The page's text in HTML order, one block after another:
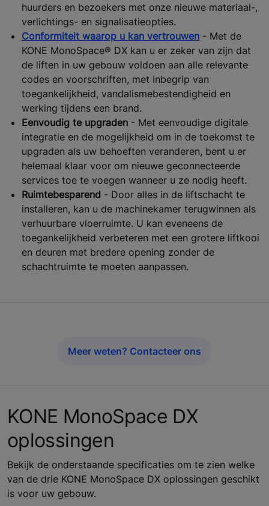
huurders en bezoekers met onze nieuwe materiaal-,
verlichtings- en signalisatieopties.
Conformiteit waarop u kan vertrouwen - Met de
KONE MonoSpace® DX kan u er zeker van zijn dat
de liften in uw gebouw voldoen aan alle relevante
codes en voorschriften, met inbegrip van
toegankelijkheid, vandalismebestendigheid en
werking tijdens een brand.
Eenvoudig te upgraden - Met eenvoudige digitale
integratie en de mogelijkheid om in de toekomst te
upgraden als uw behoeften veranderen, bent u er
helemaal klaar voor om nieuwe geconnecteerde
services toe te voegen wanneer u ze nodig heeft.
Ruimtebesparend - Door alles in de liftschacht te
installeren, kan u de machinekamer terugwinnen als
verhuurbare vloerruimte. U kan eveneens de
toegankelijkheid verbeteren met een grotere liftkooi
en deuren met bredere opening zonder de
schachtruimte te moeten aanpassen.
Meer weten? Contacteer ons
KONE MonoSpace DX
oplossingen
Bekijk de onderstaande specificaties om te zien welke
van de drie KONE MonoSpace DX oplossingen geschikt
is voor uw gebouw.